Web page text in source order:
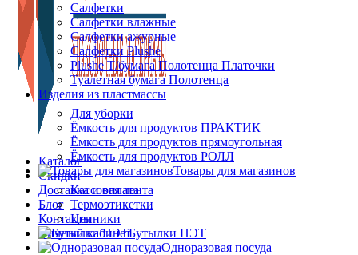
Каталог
Скидки
Доставка и оплата
Блог
Контакты
Личный кабинет
Салфетки
Салфетки влажные
Салфетки ажурные
Салфетки Plushe
Plushe Т/бумага Полотенца Платочки
Туалетная бумага Полотенца
Изделия из пластмассы
Для уборки
Ёмкость для продуктов ПРАКТИК
Ёмкость для продуктов прямоугольная
Ёмкость для продуктов РОЛЛ
Товары для магазинов
Кассовая лента
Термоэтикетки
Ценники
Бутылки ПЭТ
Одноразовая посуда